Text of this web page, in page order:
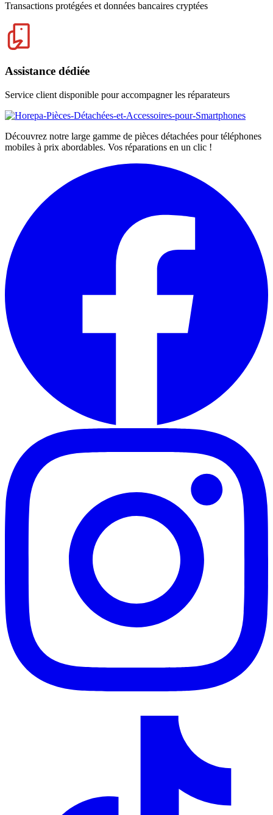
Transactions protégées et données bancaires cryptées
Assistance dédiée
Service client disponible pour accompagner les réparateurs
Découvrez notre large gamme de pièces détachées pour téléphones
mobiles à prix abordables. Vos réparations en un clic !